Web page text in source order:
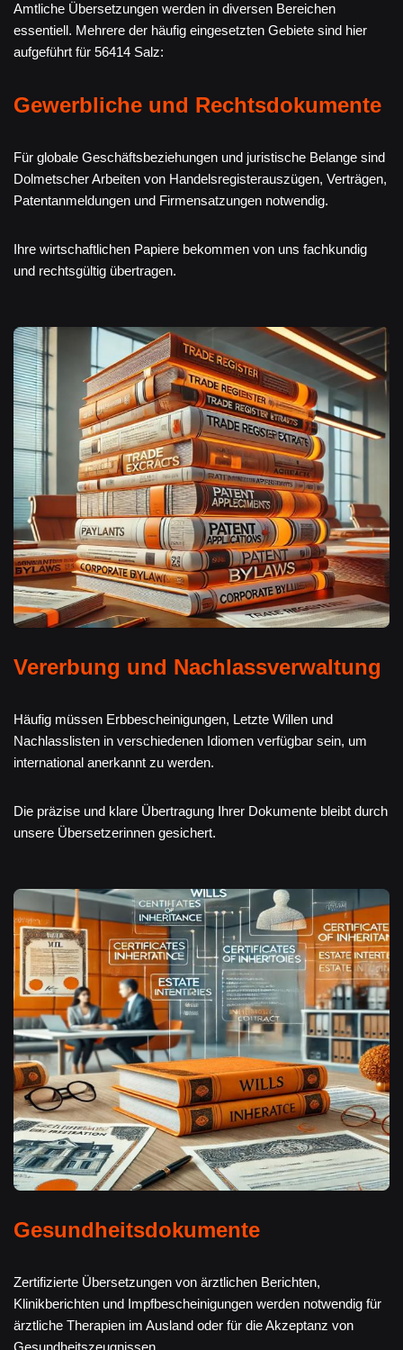
Amtliche Übersetzungen werden in diversen Bereichen
essentiell. Mehrere der häufig eingesetzten Gebiete sind hier
aufgeführt für 56414 Salz:
Gewerbliche und Rechtsdokumente
Für globale Geschäftsbeziehungen und juristische Belange sind
Dolmetscher Arbeiten von Handelsregisterauszügen, Verträgen,
Patentanmeldungen und Firmensatzungen notwendig.
Ihre wirtschaftlichen Papiere bekommen von uns fachkundig
und rechtsgültig übertragen.
Vererbung und Nachlassverwaltung
Häufig müssen Erbbescheinigungen, Letzte Willen und
Nachlasslisten in verschiedenen Idiomen verfügbar sein, um
international anerkannt zu werden.
Die präzise und klare Übertragung Ihrer Dokumente bleibt durch
unsere Übersetzerinnen gesichert.
Gesundheitsdokumente
Zertifizierte Übersetzungen von ärztlichen Berichten,
Klinikberichten und Impfbescheinigungen werden notwendig für
ärztliche Therapien im Ausland oder für die Akzeptanz von
Gesundheitszeugnissen.